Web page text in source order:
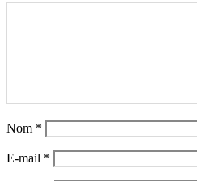
Nom *
E-mail *